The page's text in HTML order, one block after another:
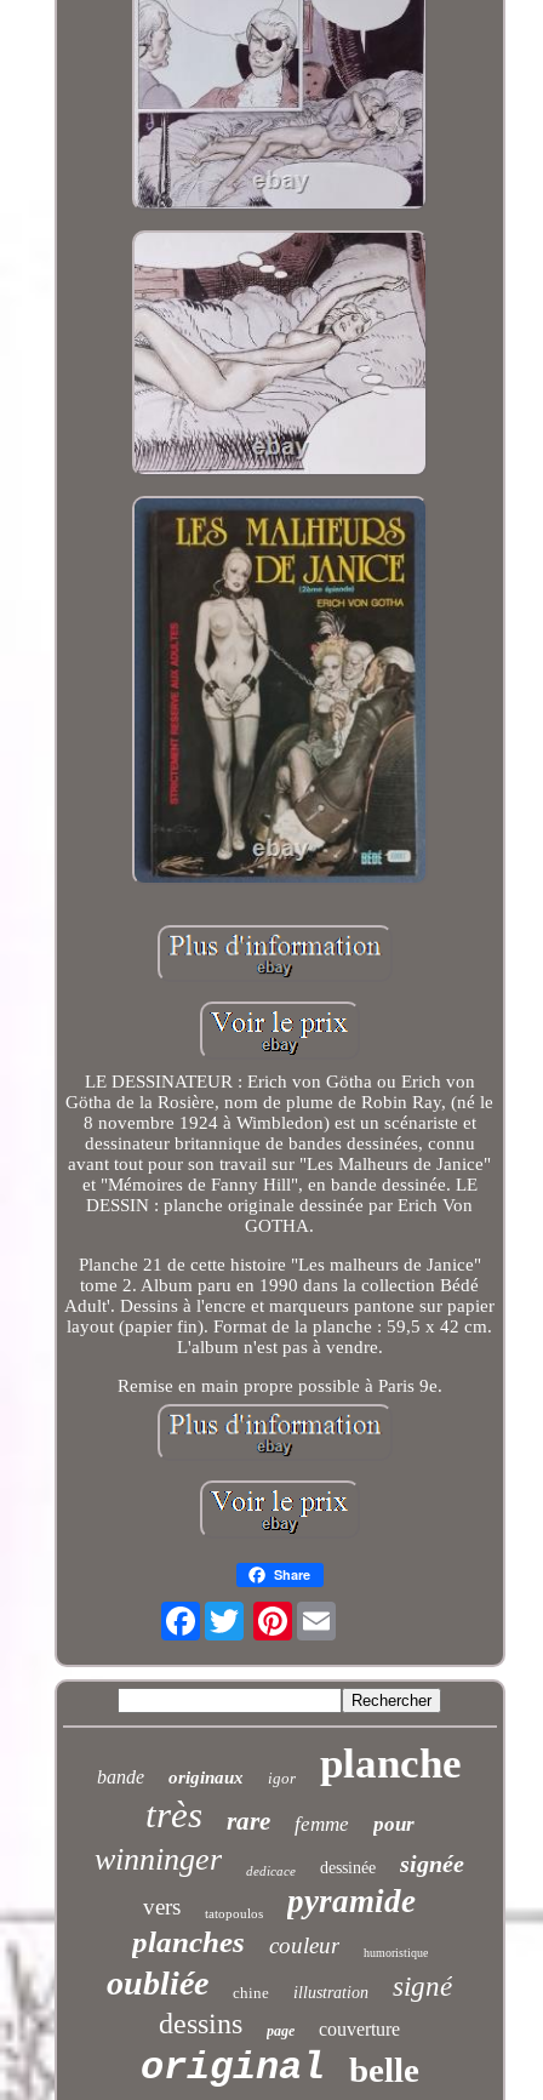
LE DESSINATEUR : Erich von Götha ou Erich von
Götha de la Rosière, nom de plume de Robin Ray, (né le
8 novembre 1924 à Wimbledon) est un scénariste et
dessinateur britannique de bandes dessinées, connu
avant tout pour son travail sur "Les Malheurs de Janice"
et "Mémoires de Fanny Hill", en bande dessinée. LE
DESSIN : planche originale dessinée par Erich Von
GOTHA.
Planche 21 de cette histoire "Les malheurs de Janice"
tome 2. Album paru en 1990 dans la collection Bédé
Adult'. Dessins à l'encre et marqueurs pantone sur papier
layout (papier fin). Format de la planche : 59,5 x 42 cm.
L'album n'est pas à vendre.
Remise en main propre possible à Paris 9e.
Share
Facebook Pinterest
bande originaux igor planche
très rare femme pour
winninger dedicace dessinée signée
vers tatopoulos pyramide
planches couleur humoristique
oubliée chine illustration signé
dessins page couverture
original belle